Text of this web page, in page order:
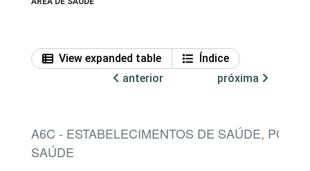
View expanded table
Índice
anterior
próxima
A6C - ESTABELECIMENTOS DE SAÚDE, POR
SAÚDE